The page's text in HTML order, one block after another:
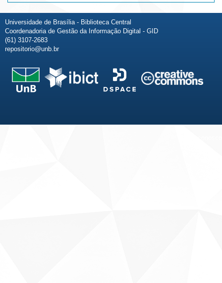
Universidade de Brasília - Biblioteca Central
Coordenadoria de Gestão da Informação Digital - GID
(61) 3107-2683
repositorio@unb.br